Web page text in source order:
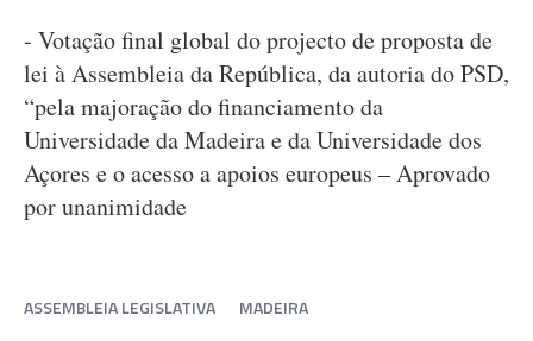
- Votação final global do projecto de proposta de
lei à Assembleia da República, da autoria do PSD,
“pela majoração do financiamento da
Universidade da Madeira e da Universidade dos
Açores e o acesso a apoios europeus – Aprovado
por unanimidade
ASSEMBLEIA LEGISLATIVA MADEIRA